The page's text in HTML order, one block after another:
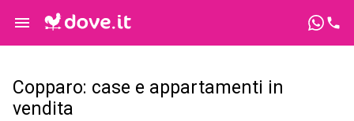
Copparo: case e appartamenti in
vendita